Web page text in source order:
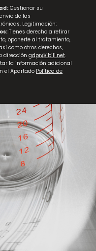
Gestionar su
de las
Legitimación:
Tienes derecho a retirar
oponerte al tratamiento,
como otros derechos,
dirección gdpr@ibili.net.
la información adicional
el Apartado Política de